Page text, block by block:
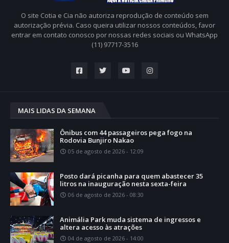
O site Cotia e Cia não autoriza reprodução de conteúdo sem
autorização prévia. Caso queira utilizar nossos conteúdos, favor
entrar em contato conosco por nossas redes sociais ou WhatsApp
(11) 97717-3516
MAIS LIDAS DA SEMANA
Ônibus com 44 passageiros pega fogo na
Rodovia Bunjiro Nakao
05 de agosto de 2026 - 12:09
Posto dará picanha para quem abastecer 35
litros na inauguração nesta sexta-feira
06 de agosto de 2026 - 08:30
Animália Park muda sistema de ingressos e
altera acesso às atrações
04 de agosto de 2026 - 14:00